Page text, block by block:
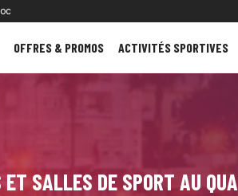
OFFRES & PROMOS ACTIVITÉS SPORTIVES
ET SALLES DE SPORT AU